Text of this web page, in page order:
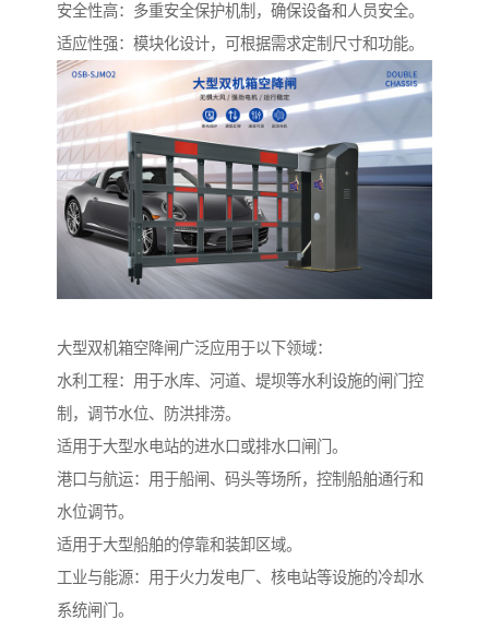
安全性高：多重安全保护机制，确保设备和人员安全。
适应性强：模块化设计，可根据需求定制尺寸和功能。
大型双机箱空降闸广泛应用于以下领域：
水利工程：用于水库、河道、堤坝等水利设施的闸门控
制，调节水位、防洪排涝。
适用于大型水电站的进水口或排水口闸门。
港口与航运：用于船闸、码头等场所，控制船舶通行和
水位调节。
适用于大型船舶的停靠和装卸区域。
工业与能源：用于火力发电厂、核电站等设施的冷却水
系统闸门。